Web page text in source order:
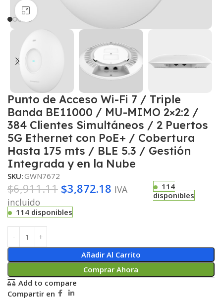
Haga clic para ampliar
Punto de Acceso Wi-Fi 7 / Triple
Banda BE11000 / MU-MIMO 2×2:2 /
384 Clientes Simultáneos / 2 Puertos
5G Ethernet con PoE+ / Cobertura
Hasta 175 mts / BLE 5.3 / Gestión
Integrada y en la Nube
SKU: GWN7672
$6,911.11 $3,872.18 IVA
incluido
114
disponibles
114 disponibles
Añadir Al Carrito
Comprar Ahora
Add to compare
Compartir en